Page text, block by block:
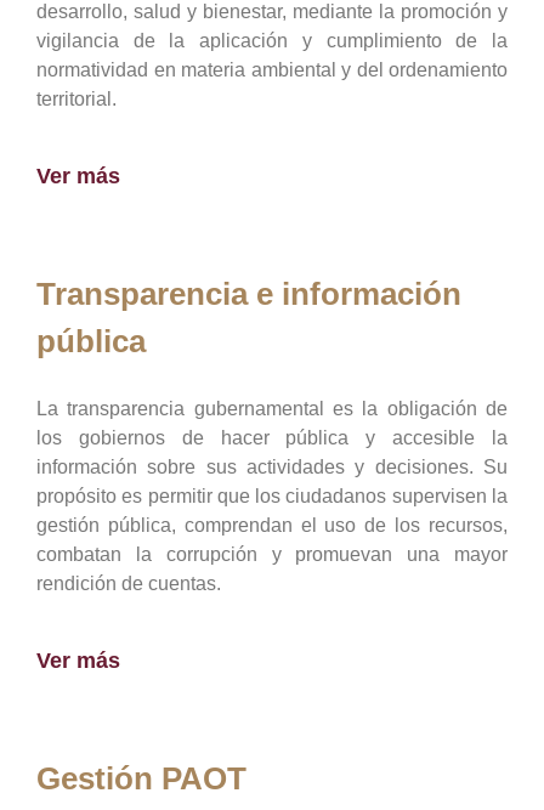
desarrollo, salud y bienestar, mediante la promoción y
vigilancia de la aplicación y cumplimiento de la
normatividad en materia ambiental y del ordenamiento
territorial.
Ver más
Transparencia e información
pública
La transparencia gubernamental es la obligación de
los gobiernos de hacer pública y accesible la
información sobre sus actividades y decisiones. Su
propósito es permitir que los ciudadanos supervisen la
gestión pública, comprendan el uso de los recursos,
combatan la corrupción y promuevan una mayor
rendición de cuentas.
Ver más
Gestión PAOT